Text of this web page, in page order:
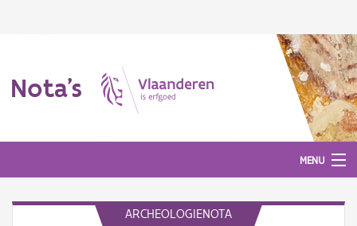
Nota's
MENU
ARCHEOLOGIENOTA